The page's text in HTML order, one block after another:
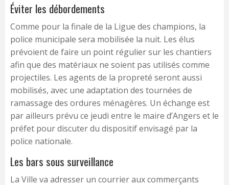
Éviter les débordements
Comme pour la finale de la Ligue des champions, la
police municipale sera mobilisée la nuit. Les élus
prévoient de faire un point régulier sur les chantiers
afin que des matériaux ne soient pas utilisés comme
projectiles. Les agents de la propreté seront aussi
mobilisés, avec une adaptation des tournées de
ramassage des ordures ménagères. Un échange est
par ailleurs prévu ce jeudi entre le maire d’Angers et le
préfet pour discuter du dispositif envisagé par la
police nationale.
Les bars sous surveillance
La Ville va adresser un courrier aux commerçants